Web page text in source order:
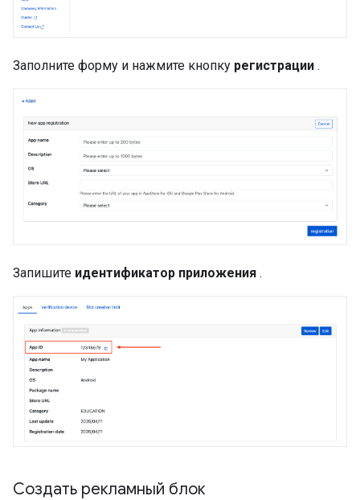
Заполните форму и нажмите кнопку регистрации .
Запишите идентификатор приложения .
Создать рекламный блок